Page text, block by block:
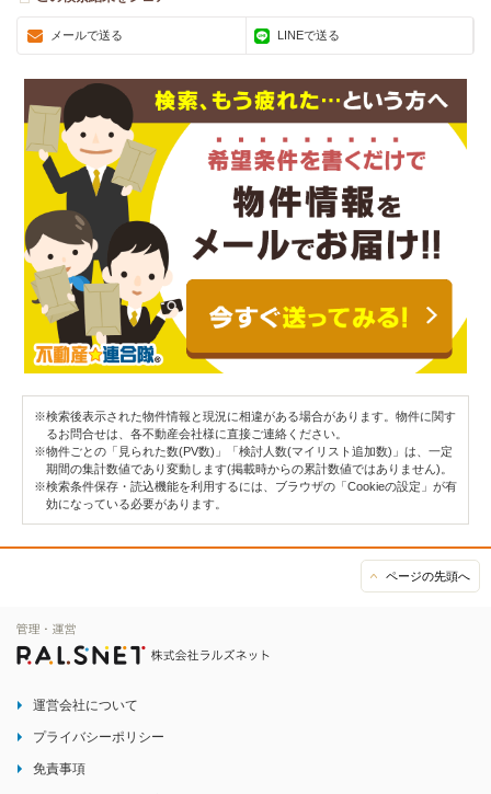
メールで送る LINEで送る
※検索後表示された物件情報と現況に相違がある場合があります。物件に関す
るお問合せは、各不動産会社様に直接ご連絡ください。
※物件ごとの「見られた数(PV数)」「検討人数(マイリスト追加数)」は、一定
期間の集計数値であり変動します(掲載時からの累計数値ではありません)。
※検索条件保存・読込機能を利用するには、ブラウザの「Cookieの設定」が有
効になっている必要があります。
ページの先頭へ
運営会社について
プライバシーポリシー
免責事項